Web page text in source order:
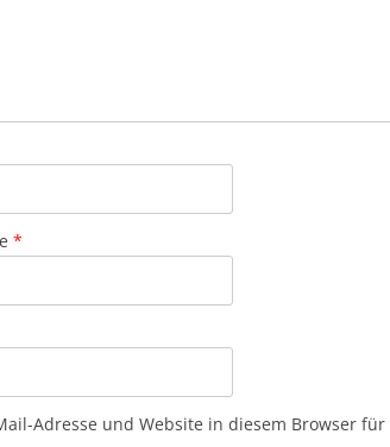
*
Adresse und Website in diesem Browser